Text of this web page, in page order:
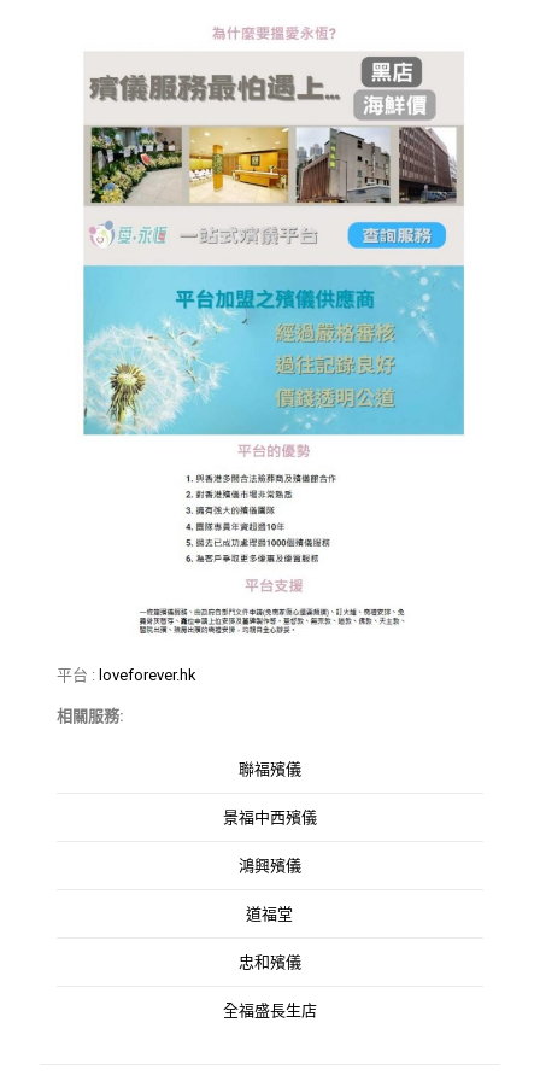
平台 : loveforever.hk
相關服務:
聯福殯儀
景福中西殯儀
鴻興殯儀
道福堂
忠和殯儀
全福盛長生店